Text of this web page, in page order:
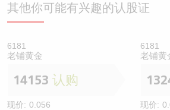
其他你可能有兴趣的认股证
6181
老铺黄金
14153 认购
现价: 0.056
6181
老铺黄
现价: